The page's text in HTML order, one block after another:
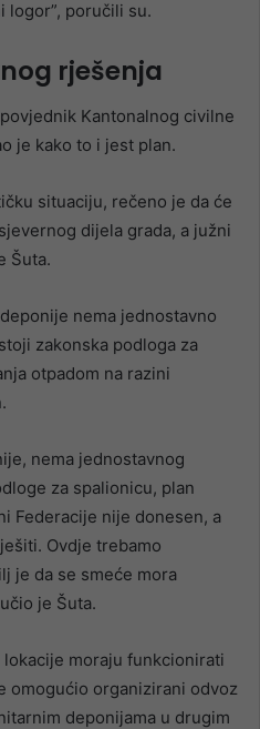
logor”, poručili su.
rješenja
Kantonalnog civilne
je kako to i jest plan.
situaciju, rečeno je da će
dijela grada, a južni
Šuta.
nema jednostavno
zakonska podloga za
otpadom na razini
nema jednostavnog
za spalionicu, plan
Federacije nije donesen, a
Ovdje trebamo
je da se smeće mora
je Šuta.
moraju funkcionirati
omogućio organizirani odvoz
deponijama u drugim